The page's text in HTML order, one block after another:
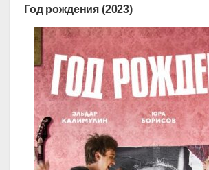
Год рождения (2023)